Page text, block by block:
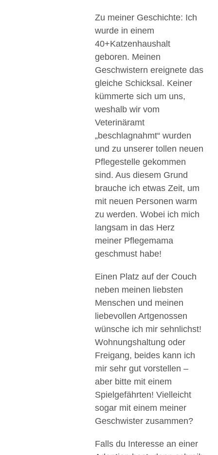
Zu meiner Geschichte: Ich
wurde in einem
40+Katzenhaushalt
geboren. Meinen
Geschwistern ereignete das
gleiche Schicksal. Keiner
kümmerte sich um uns,
weshalb wir vom
Veterinäramt
„beschlagnahmt“ wurden
und zu unserer tollen neuen
Pflegestelle gekommen
sind. Aus diesem Grund
brauche ich etwas Zeit, um
mit neuen Personen warm
zu werden. Wobei ich mich
langsam in das Herz
meiner Pflegemama
geschmust habe!
Einen Platz auf der Couch
neben meinen liebsten
Menschen und meinen
liebevollen Artgenossen
wünsche ich mir sehnlichst!
Wohnungshaltung oder
Freigang, beides kann ich
mir sehr gut vorstellen –
aber bitte mit einem
Spielgefährten! Vielleicht
sogar mit einem meiner
Geschwister zusammen?
Falls du Interesse an einer